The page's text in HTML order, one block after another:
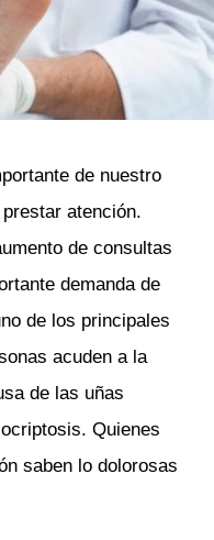
de nuestro
atención.
de consultas
demanda de
de los principales
acuden a la
de las uñas
Quienes
saben lo dolorosas